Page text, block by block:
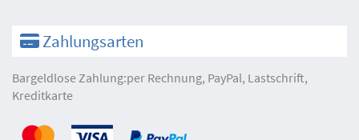
Zahlungsarten
Bargeldlose Zahlung:per Rechnung, PayPal, Lastschrift,
Kreditkarte